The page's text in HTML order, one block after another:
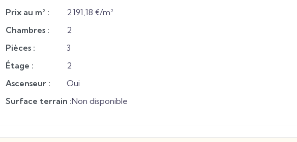
Prix au m² :
2 191,18 €/m²
Chambres :
2
Pièces :
3
Étage :
2
Ascenseur :
Oui
Surface terrain :Non disponible